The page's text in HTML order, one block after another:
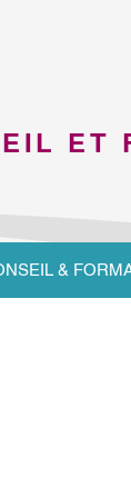
ET
&